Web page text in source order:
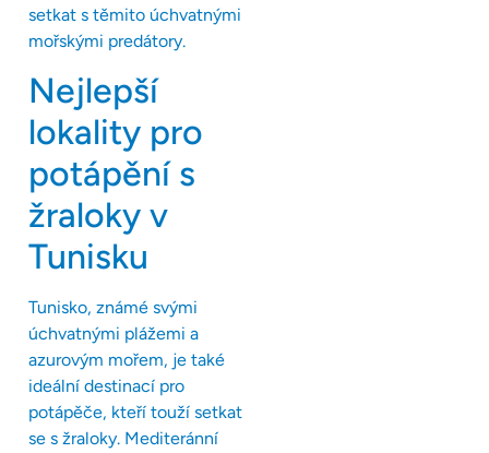
setkat s těmito úchvatnými
mořskými predátory.
Nejlepší
lokality pro
potápění s
žraloky v
Tunisku
Tunisko, známé svými
úchvatnými plážemi a
azurovým mořem, je také
ideální destinací pro
potápěče, kteří touží setkat
se s žraloky. Mediteránní